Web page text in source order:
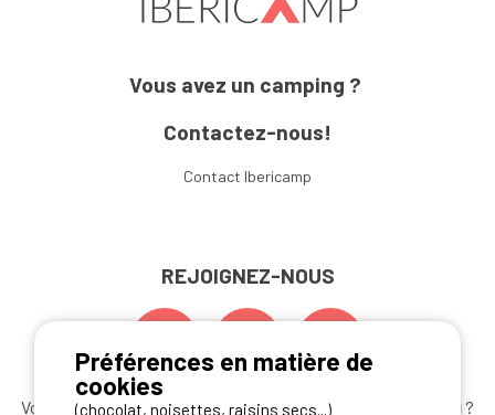
Vous avez un camping ?
Contactez-nous!
Contact Ibericamp
REJOIGNEZ-NOUS
Vous souhaitez bénéficier desmeilleures offres camping ?
Préférences en matière de
cookies
(chocolat, noisettes, raisins secs...)